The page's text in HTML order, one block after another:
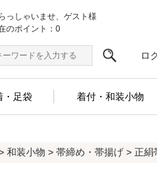
っしゃいませ、ゲスト様
のポイント：0
ロ
・足袋 着付・和装小物
和装小物 > 帯締め・帯揚げ > 正絹